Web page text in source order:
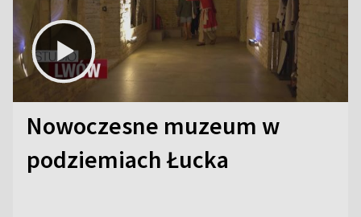
Nowoczesne muzeum w
podziemiach Łucka